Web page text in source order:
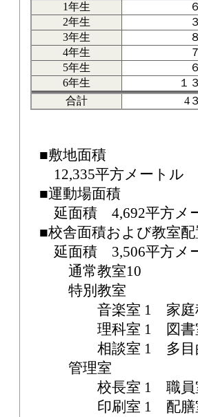
1年生
2年生
3年生
4年生
5年生
6年生
１
合計
4
■敷地面積
12,335平方メートル
■運動場面積
延面積 4,692平方メ
■校舎面積および教室配
延面積 3,506平方メ
通常教室10
特別教室
音楽室 1 家庭科
理科室 1 図書室
相談室 1 多目
管理室
校長室 1 職員室
印刷室 1 配膳室